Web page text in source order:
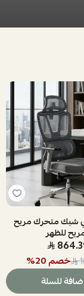
شبك متحرك مريح
للظهر
خصم20
%
للسلة